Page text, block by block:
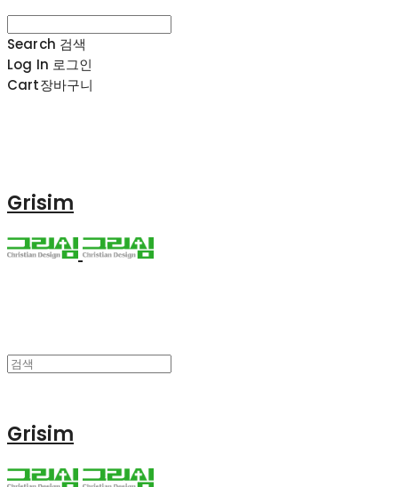
Search 검색
Log In 로그인
Cart장바구니
Grisim
Grisim